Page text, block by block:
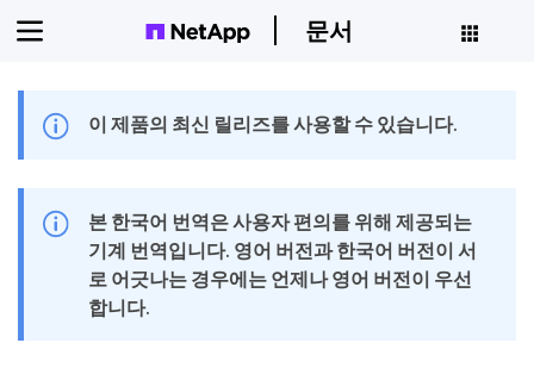
문서
이 제품의 최신 릴리즈를 사용할 수 있습니다.
본 한국어 번역은 사용자 편의를 위해 제공되는
기계 번역입니다. 영어 버전과 한국어 버전이 서
로 어긋나는 경우에는 언제나 영어 버전이 우선
합니다.